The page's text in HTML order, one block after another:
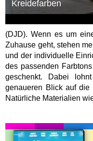
Kreidefarben
(DJD). Wenn es um
Zuhause geht, stehen
und der individuelle
des passenden
geschenkt. Dabei
genaueren Blick auf die
Natürliche Materialien